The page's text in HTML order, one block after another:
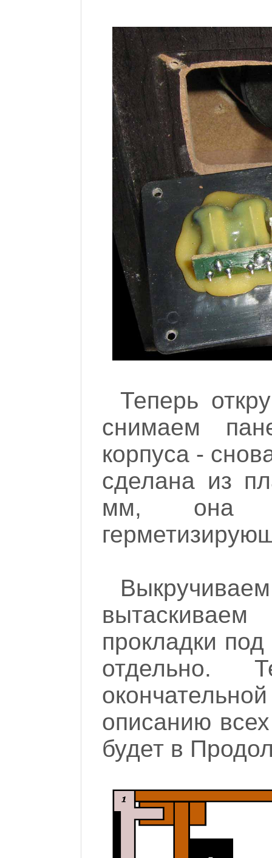
Теперь
снимаем
корпуса -
сделана из
мм, она
вытаскиваем
прокладки
отдельно.
описанию
будет в